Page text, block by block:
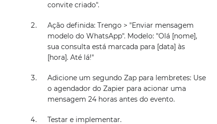
convite criado".
Ação definida: Trengo > "Enviar mensagem
modelo do WhatsApp". Modelo: "Olá [nome],
sua consulta está marcada para [data] às
[hora]. Até lá!"
Adicione um segundo Zap para lembretes: Use
o agendador do Zapier para acionar uma
mensagem 24 horas antes do evento.
Testar e implementar.